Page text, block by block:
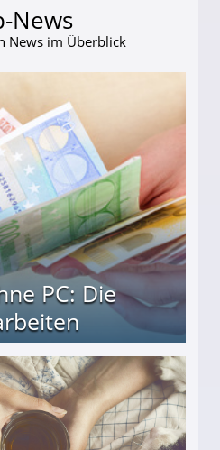
News
News im Überblick
PC: Die